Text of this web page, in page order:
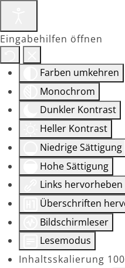
Eingabehilfen öffnen
Farben umkehren
Monochrom
Dunkler Kontrast
Heller Kontrast
Niedrige Sättigung
Hohe Sättigung
Links hervorheben
Überschriften
Bildschirmleser
Lesemodus
Inhaltsskalierung 100